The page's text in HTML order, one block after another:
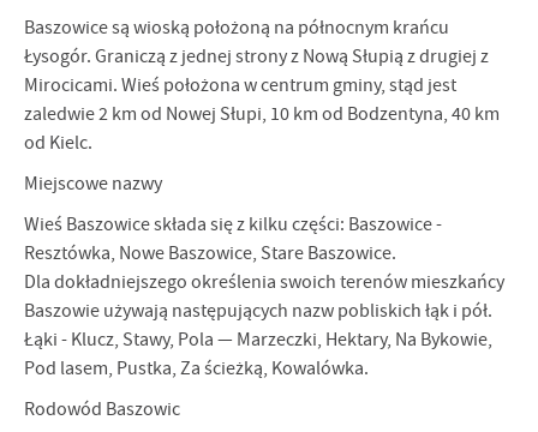
Baszowice są wioską położoną na północnym krańcu
Łysogór. Graniczą z jednej strony z Nową Słupią z drugiej z
Mirocicami. Wieś położona w centrum gminy, stąd jest
zaledwie 2 km od Nowej Słupi, 10 km od Bodzentyna, 40 km
od Kielc.
Miejscowe nazwy
Wieś Baszowice składa się z kilku części: Baszowice -
Resztówka, Nowe Ba­szowice, Stare Baszowice.
Dla dokładniejszego określenia swoich terenów miesz­kańcy
Baszowie używają następujących nazw pobliskich łąk i pół.
Łąki - Klucz, Stawy, Pola — Marzeczki, Hektary, Na Bykowie,
Pod lasem, Pustka, Za ścieżką, Kowalówka.
Rodowód Baszowic